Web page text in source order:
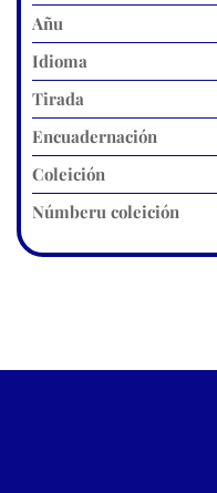
Añu
Idioma
Tirada
Encuadernación
Coleición
Númberu coleición